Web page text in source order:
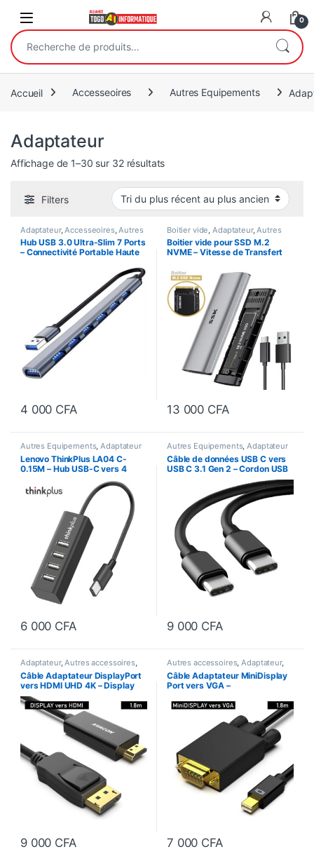
Open 0
Recherche pour :
Accueil Accesseoires Autres Equipements
Adaptateur
Affichage de 1–30 sur 32 résultatsTrié du plus récent au plus
Filters
Adaptateur, Accesseoires, Autres
accessoires ,Autres Equipements
Hub USB 3.0 Ultra-Slim 7 Ports
– Connectivité Portable Haute
4 000 CFA
Boitier vide Adaptateur, Autres
accessoires Autres Equipements
Boitier vide pour SSD M.2
NVME – Vitesse de Transfert
13 000 CFA
Autres Equipements,Adaptateur
Lenovo ThinkPlus LA04 C-
0.15M – Hub USB-C vers 4
6 000 CFA
Autres Equipements,Adaptateur
Câble de données USB C vers
USB C 3.1 Gen 2 – Cordon USB
9 000 CFA
Adaptateur,Autres accessoires,
Autres Equipements,Câbles et
Accessoires
Câble Adaptateur DisplayPort
vers HDMI UHD 4K – Display
Port (Mâle) vers HDMI (Mâle)
9 000 CFA
Autres accessoires,Adaptateur,
Autres Equipements,Câbles et
Accessoires
Câble Adaptateur MiniDisplay
Port vers VGA –
VGA (Mâle) – Longueur : 1,8m
7 000 CFA